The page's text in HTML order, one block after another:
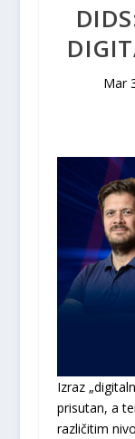
Mar
Izraz
prisutan, a
različitim